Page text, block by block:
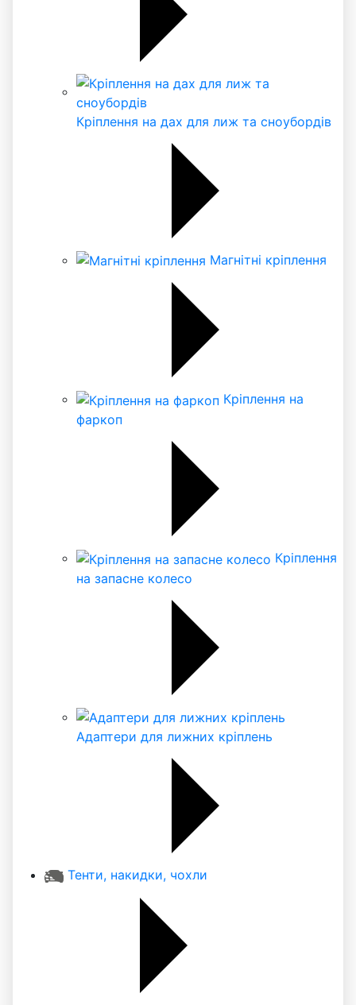
Кріплення на дах для лиж та сноубордів
Магнітні кріплення
Кріплення на
фаркоп
Кріплення
на запасне колесо
Адаптери для лижних кріплень
Тенти, накидки, чохли